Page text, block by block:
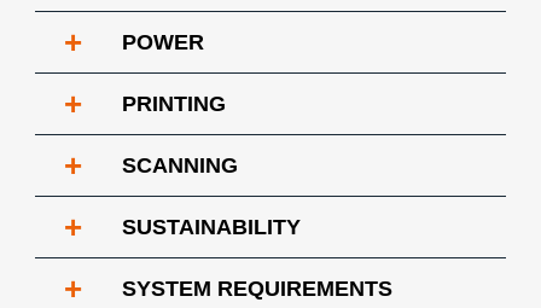
+ POWER
+ PRINTING
+ SCANNING
+ SUSTAINABILITY
+ SYSTEM REQUIREMENTS